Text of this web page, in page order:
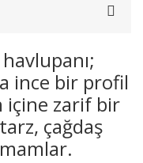
ince bir profil
içine zarif bir
çağdaş